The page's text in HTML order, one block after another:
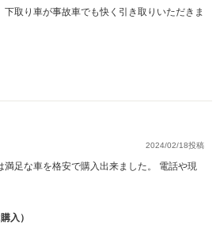
取り車が事故車でも快く引き取りいただきま
2024/02/18投稿
満足な車を格安で購入出来ました。 電話や現
入）